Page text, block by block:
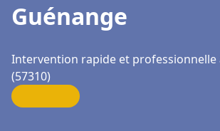
Guénange
Intervention rapide et professionnelle
(57310)